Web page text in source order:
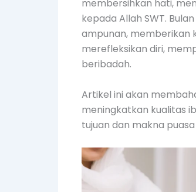
membersihkan hati,
kepada Allah SWT.
ampunan, memberikan
merefleksikan diri,
beribadah.
Artikel ini akan
meningkatkan kualitas
tujuan dan makna